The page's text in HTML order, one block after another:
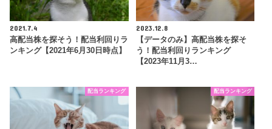
2021.7.4
高配当株を探そう！配当利回りラ
ンキング【2021年6月30日時点】
2023.12.8
【データのみ】高配当株を探そ
う！配当利回りランキング
【2023年11月3…
配当ランキング 配当ランキング